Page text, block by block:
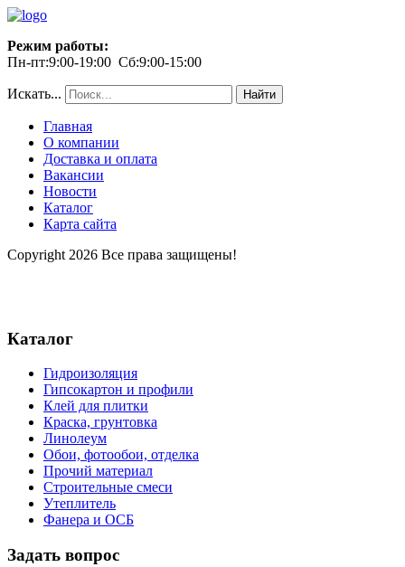
Режим работы:
Пн-пт:9:00-19:00 Сб:9:00-15:00
Искать... Найти
Главная
О компании
Доставка и оплата
Вакансии
Новости
Каталог
Карта сайта
Copyright 2026 Все права защищены!
Каталог
Гидроизоляция
Гипсокартон и профили
Клей для плитки
Краска, грунтовка
Линолеум
Обои, фотообои, отделка
Прочий материал
Строительные смеси
Утеплитель
Фанера и ОСБ
Задать вопрос